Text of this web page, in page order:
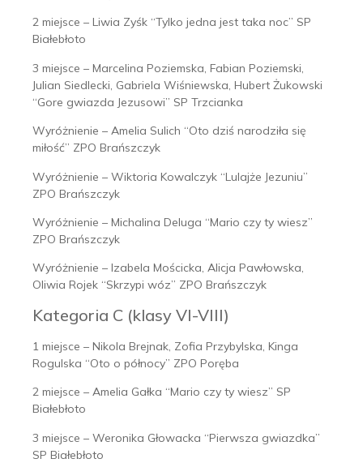
2 miejsce – Liwia Zyśk “Tylko jedna jest taka noc” SP
Białebłoto
3 miejsce – Marcelina Poziemska, Fabian Poziemski,
Julian Siedlecki, Gabriela Wiśniewska, Hubert Żukowski
“Gore gwiazda Jezusowi” SP Trzcianka
Wyróżnienie – Amelia Sulich “Oto dziś narodziła się
miłość” ZPO Brańszczyk
Wyróżnienie – Wiktoria Kowalczyk “Lulajże Jezuniu”
ZPO Brańszczyk
Wyróżnienie – Michalina Deluga “Mario czy ty wiesz”
ZPO Brańszczyk
Wyróżnienie – Izabela Mościcka, Alicja Pawłowska,
Oliwia Rojek “Skrzypi wóz” ZPO Brańszczyk
Kategoria C (klasy VI-VIII)
1 miejsce – Nikola Brejnak, Zofia Przybylska, Kinga
Rogulska “Oto o północy” ZPO Poręba
2 miejsce – Amelia Gałka “Mario czy ty wiesz” SP
Białebłoto
3 miejsce – Weronika Głowacka “Pierwsza gwiazdka”
SP Białebłoto